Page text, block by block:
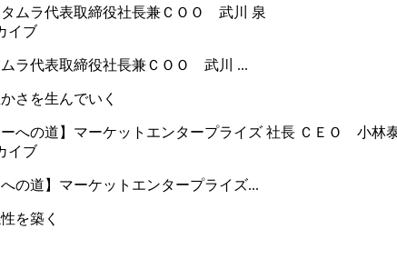
イブ
ムラ代表取締役社長兼ＣＯＯ 武川 ...
さを生んでいく
イブ
の道】マーケットエンタープライズ...
を築く